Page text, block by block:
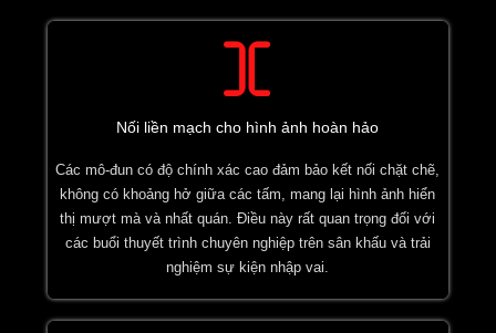
Nối liền mạch cho hình ảnh hoàn hảo
Các mô-đun có độ chính xác cao đảm bảo kết nối chặt chẽ,
không có khoảng hở giữa các tấm, mang lại hình ảnh hiển
thị mượt mà và nhất quán. Điều này rất quan trọng đối với
các buổi thuyết trình chuyên nghiệp trên sân khấu và trải
nghiệm sự kiện nhập vai.